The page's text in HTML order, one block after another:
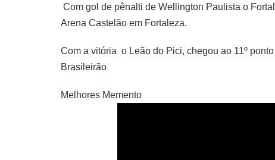
Com gol de pênalti de Wellington Paulista o
Arena Castelão em Fortaleza.
Com a vitória  o Leão do Pici, chegou ao 11º
Brasileirão
Melhores Memento